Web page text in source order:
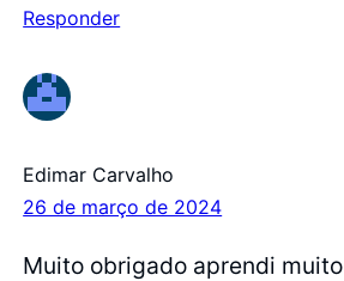
Responder
Edimar Carvalho
26 de março de 2024
Muito obrigado aprendi muito